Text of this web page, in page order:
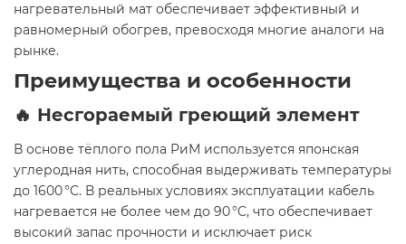
нагревательный мат обеспечивает эффективный и
равномерный обогрев, превосходя многие аналоги на
рынке.
Преимущества и особенности
🔥 Несгораемый греющий элемент
В основе тёплого пола РиМ используется японская
углеродная нить, способная выдерживать температуры
до 1600 °C. В реальных условиях эксплуатации кабель
нагревается не более чем до 90 °C, что обеспечивает
высокий запас прочности и исключает риск